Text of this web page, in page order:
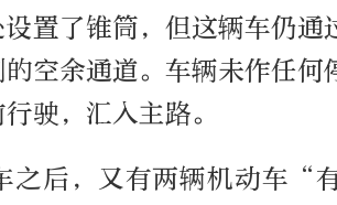
置了锥筒，但这辆车仍通
空余通道。车辆未作任何
驶，汇入主路。
之后，又有两辆机动车“